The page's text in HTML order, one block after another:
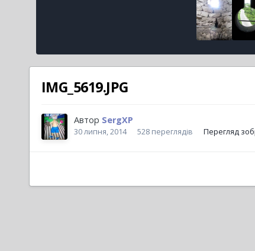
IMG_5619.JPG
Автор SergXP
30 липня, 2014 528 переглядів Перегляд